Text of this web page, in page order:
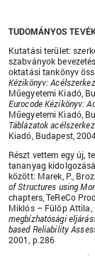
TUDOMÁNYOS
Kutatási terület:
szabványok
oktatási tankönyv
Kézikönyv:
Műegyetemi Kiadó,
Eurocode Kézikönyv:
Műegyetemi Kiadó,
Táblázatok
Kiadó, Budapest,
Részt vettem egy új,
tananyag
között: Marek, P.,
of Structures using
chapters, TeReCo
Miklós – Fülöp Attila,
megbízhatósági
based Reliability
2001, p.286